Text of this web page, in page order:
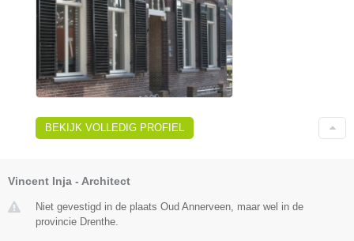
BEKIJK VOLLEDIG PROFIEL
Vincent Inja - Architect
Niet gevestigd in de plaats Oud Annerveen, maar wel in de
provincie Drenthe.